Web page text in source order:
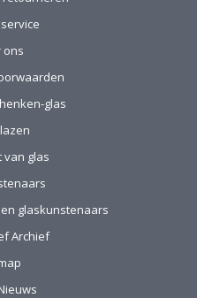
ons
glas
van glas
glaskunstenaars
Archief